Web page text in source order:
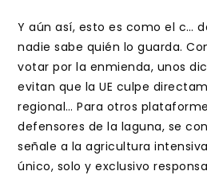
Y aún así, esto es como el c…
nadie sabe quién lo guarda.
votar por la enmienda, unos
evitan que la UE culpe
regional… Para otros
defensores de la laguna, se
señale a la agricultura
único, solo y exclusivo